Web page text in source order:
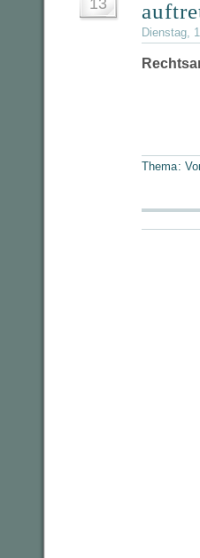
13
Dienstag,
Thema: